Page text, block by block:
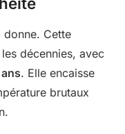
donne. Cette
décennies, avec
. Elle encaisse
brutaux